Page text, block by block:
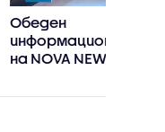
Обеден
информационен блок
на NOVA NEWS